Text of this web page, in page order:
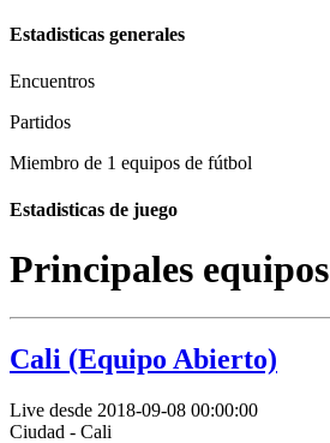
Estadisticas generales
Encuentros
Partidos
Miembro de 1 equipos de fútbol
Estadisticas de juego
Principales equipos
Cali (Equipo Abierto)
Live desde 2018-09-08 00:00:00
Ciudad - Cali